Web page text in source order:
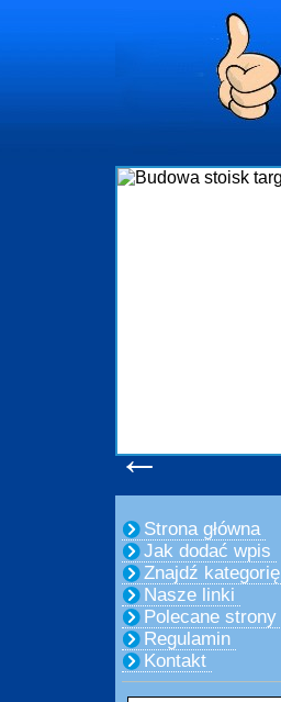
←
Strona główna
Jak dodać wpis
Znajdź kategorię
Nasze linki
Polecane strony
Regulamin
Kontakt